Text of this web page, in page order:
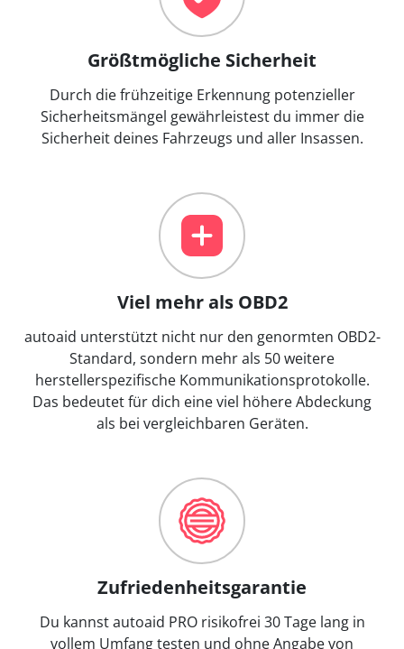
Größtmögliche Sicherheit
Durch die frühzeitige Erkennung potenzieller
Sicherheitsmängel gewährleistest du immer die
Sicherheit deines Fahrzeugs und aller Insassen.
Viel mehr als OBD2
autoaid unterstützt nicht nur den genormten OBD2-
Standard, sondern mehr als 50 weitere
herstellerspezifische Kommunikationsprotokolle.
Das bedeutet für dich eine viel höhere Abdeckung
als bei vergleichbaren Geräten.
Zufriedenheitsgarantie
Du kannst autoaid PRO risikofrei 30 Tage lang in
vollem Umfang testen und ohne Angabe von